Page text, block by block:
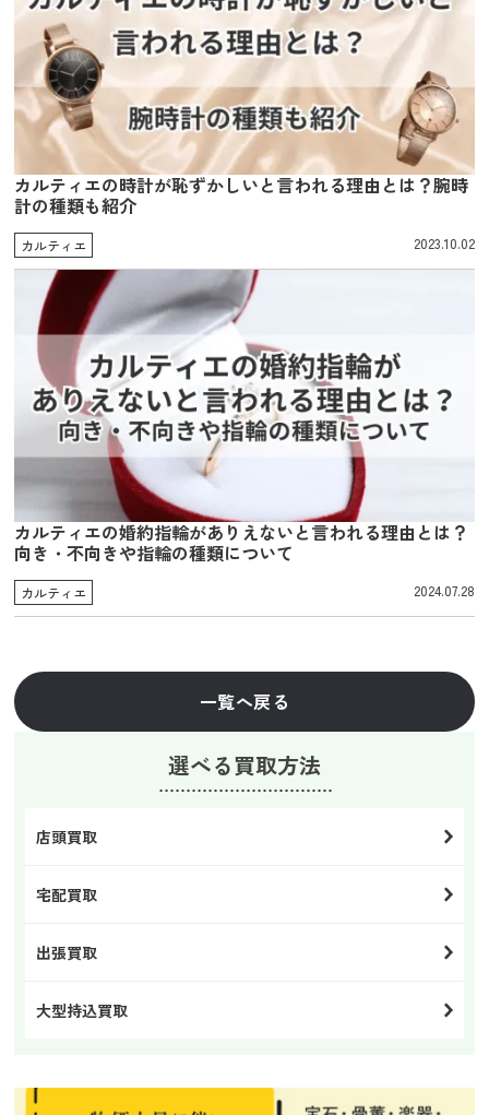
カルティエの時計が恥ずかしいと言われる理由とは？腕時
計の種類も紹介
カルティエ 2023.10.02
カルティエの婚約指輪がありえないと言われる理由とは？
向き・不向きや指輪の種類について
カルティエ 2024.07.28
一覧へ戻る
選べる買取方法
店頭買取
宅配買取
出張買取
大型持込買取